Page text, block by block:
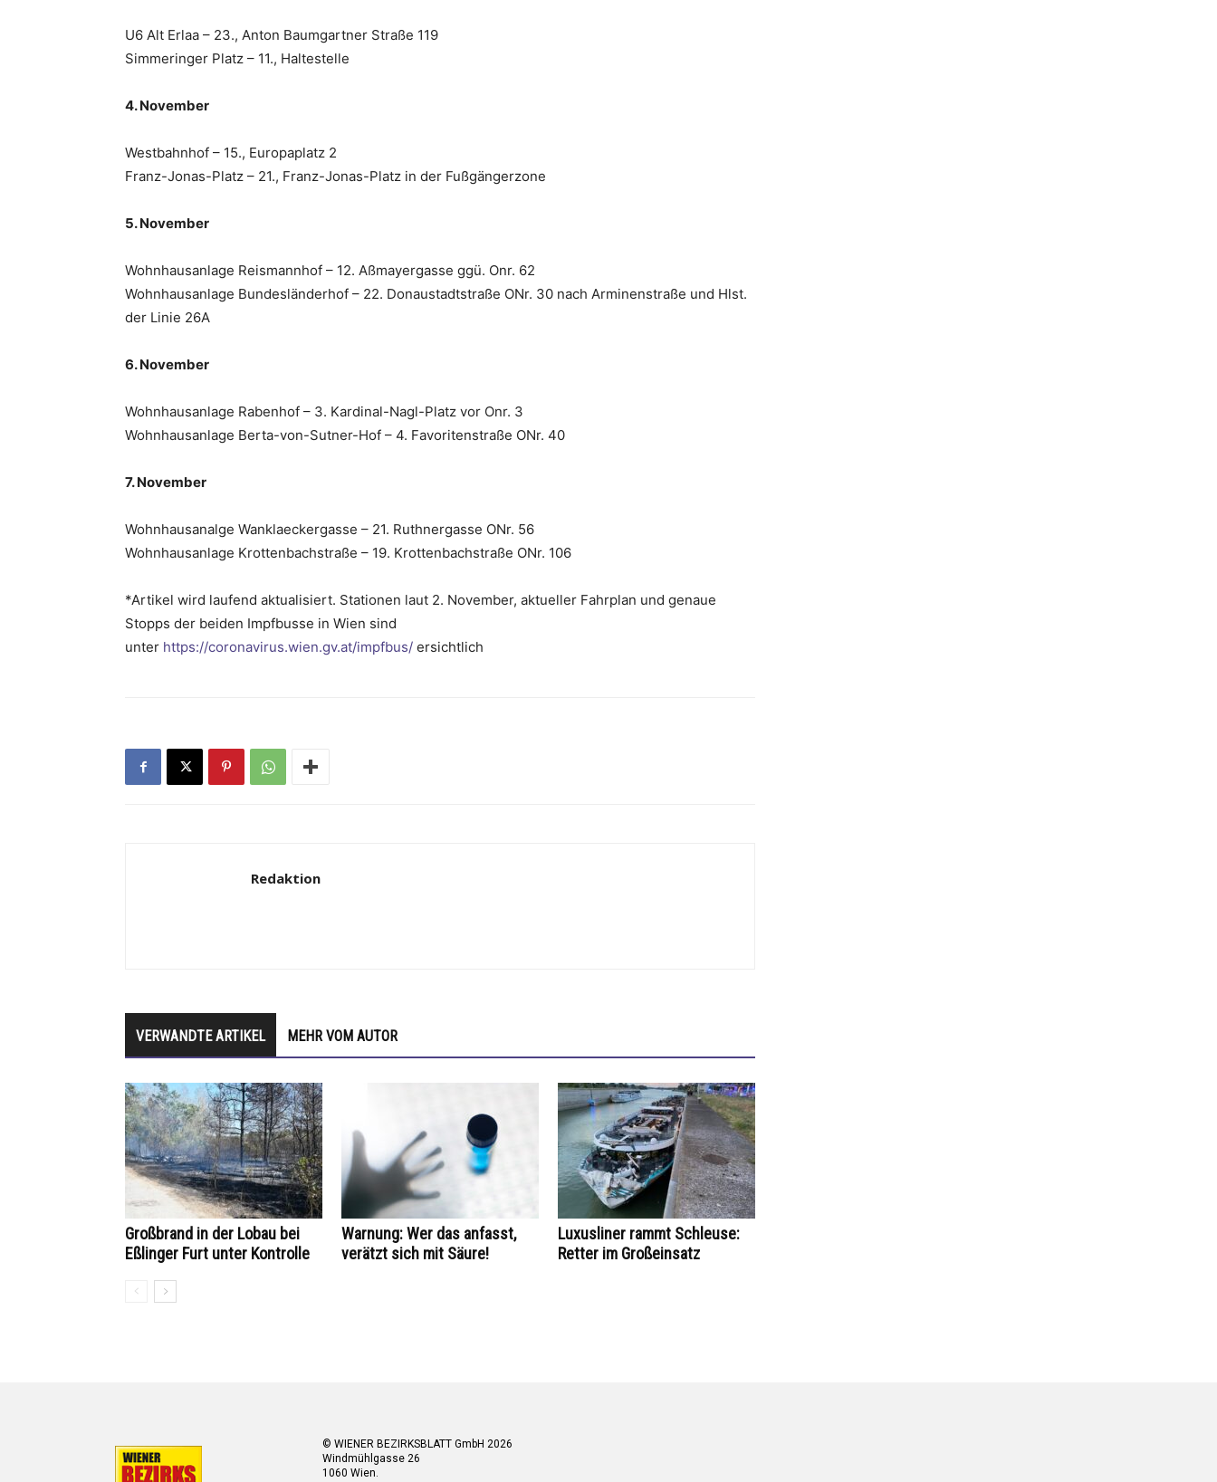
U6 Alt Erlaa – 23., Anton Baumgartner Straße 119
Simmeringer Platz – 11., Haltestelle
4. November
Westbahnhof – 15., Europaplatz 2
Franz-Jonas-Platz – 21., Franz-Jonas-Platz in der Fußgängerzone
5. November
Wohnhausanlage Reismannhof – 12. Aßmayergasse ggü. Onr. 62
Wohnhausanlage Bundesländerhof – 22. Donaustadtstraße ONr. 30 nach Arminenstraße und Hlst.
der Linie 26A
6. November
Wohnhausanlage Rabenhof – 3. Kardinal-Nagl-Platz vor Onr. 3
Wohnhausanlage Berta-von-Sutner-Hof – 4. Favoritenstraße ONr. 40
7. November
Wohnhausanalge Wanklaeckergasse – 21. Ruthnergasse ONr. 56
Wohnhausanlage Krottenbachstraße – 19. Krottenbachstraße ONr. 106
*Artikel wird laufend aktualisiert. Stationen laut 2. November, aktueller Fahrplan und genaue
Stopps der beiden Impfbusse in Wien sind
unter https://coronavirus.wien.gv.at/impfbus/ ersichtlich
Redaktion
VERWANDTE ARTIKEL MEHR VOM AUTOR
Großbrand in der Lobau bei
Eßlinger Furt unter Kontrolle
Warnung: Wer das anfasst,
verätzt sich mit Säure!
Luxusliner rammt Schleuse:
Retter im Großeinsatz
© WIENER BEZIRKSBLATT GmbH 2026
Windmühlgasse 26
1060 Wien.